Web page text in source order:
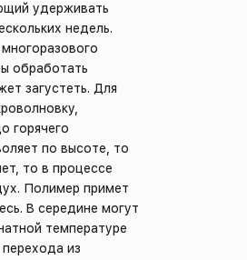
удерживать
недель.
обработать
загустеть. Для
горячего
по высоте, то
то в процессе
Полимер примет
В середине могут
температуре
из